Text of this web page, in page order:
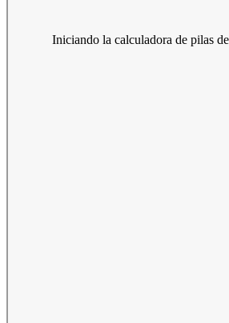
Iniciando la calculadora de pilas